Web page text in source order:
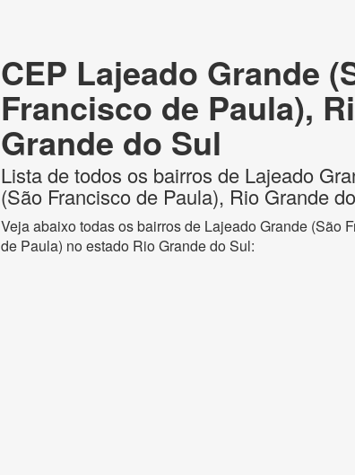
CEP Lajeado Grande
Francisco de Paula),
Grande do Sul
Lista de todos os bairros de Lajeado
(São Francisco de Paula), Rio Grande
Veja abaixo todas os bairros de Lajeado Grande (São
de Paula) no estado Rio Grande do Sul: